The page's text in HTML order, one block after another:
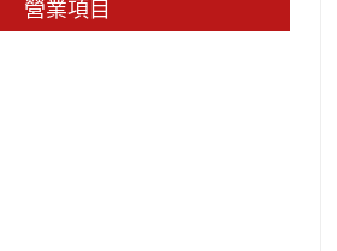
營業項目